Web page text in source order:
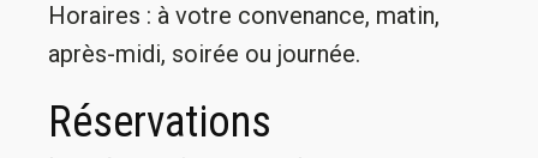
Horaires : à votre convenance, matin,
après-midi, soirée ou journée.
Réservations